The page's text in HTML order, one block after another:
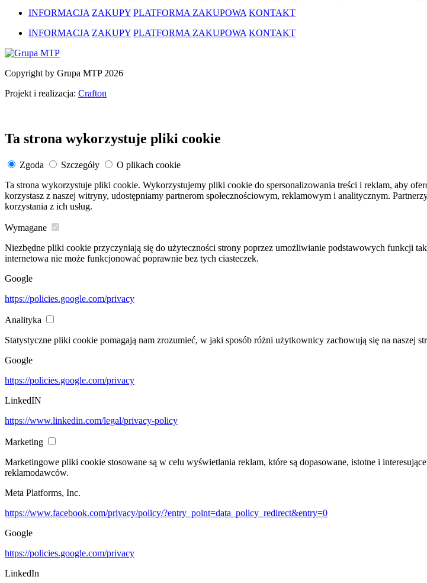
INFORMACJA ZAKUPY PLATFORMA ZAKUPOWA KONTAKT
INFORMACJA ZAKUPY PLATFORMA ZAKUPOWA KONTAKT
Copyright by Grupa MTP 2026
Projekt i realizacja: Crafton
Ta strona wykorzystuje pliki cookie
Zgoda Szczegóły
O plikach cookie
Ta strona wykorzystuje pliki cookie. Wykorzystujemy pliki cookie do spersonalizowania treści i reklam, aby
korzystasz z naszej witryny, udostępniamy partnerom społecznościowym, reklamowym i analitycznym.
korzystania z ich usług.
Wymagane
Niezbędne pliki cookie przyczyniają się do użyteczności strony poprzez umożliwianie podstawowych funkcji
internetowa nie może funkcjonować poprawnie bez tych ciasteczek.
Google
https://policies.google.com/privacy
Analityka
Statystyczne pliki cookie pomagają nam zrozumieć, w jaki sposób różni użytkownicy zachowują się na naszej
Google
https://policies.google.com/privacy
LinkedIN
https://www.linkedin.com/legal/privacy-policy
Marketing
Marketingowe pliki cookie stosowane są w celu wyświetlania reklam, które są dopasowane, istotne i
reklamodawców.
Meta Platforms, Inc.
https://www.facebook.com/privacy/policy/?entry_point=data_policy_redirect&entry=0
Google
https://policies.google.com/privacy
LinkedIn